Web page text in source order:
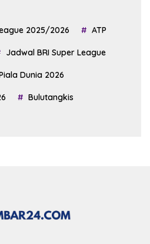
2025/2026 ATP
Jadwal BRI Super League
Dunia 2026
Bulutangkis